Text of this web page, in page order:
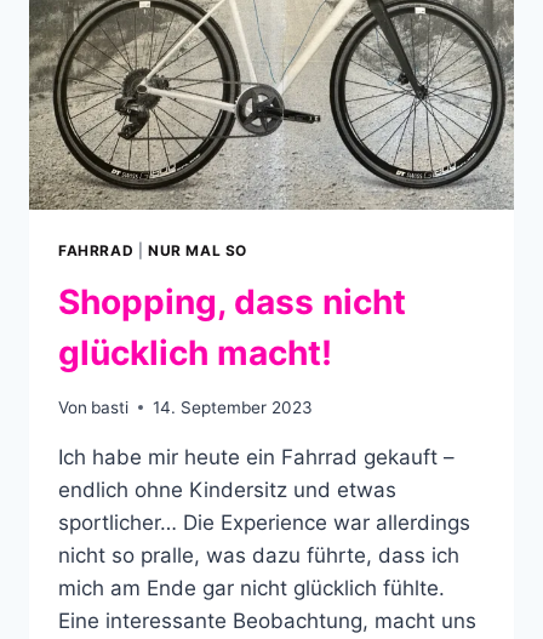
FAHRRAD NUR MAL SO
Shopping, dass nicht
glücklich macht!
Von basti 14. September 2023
Ich habe mir heute ein Fahrrad gekauft –
endlich ohne Kindersitz und etwas
sportlicher… Die Experience war allerdings
nicht so pralle, was dazu führte, dass ich
mich am Ende gar nicht glücklich fühlte.
Eine interessante Beobachtung, macht uns